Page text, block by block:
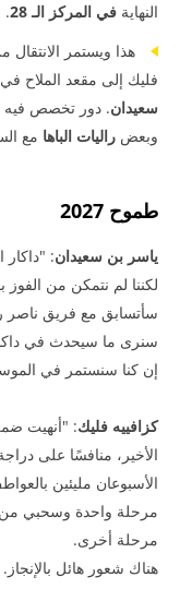
النهاية في المركز الـ 28
.
هذا ويستمر الانتقال
فليك إلى مقعد الملاح
سعيدان. دور تخصص فيه طوال
وبعض راليات الباها مع
طموح 2027
ياسر بن سعيدان: "داكار
سأتسابق مع فريق ناصر
إن كنا سنستمر في
كزافييه فليك
الأخير، منافسًا على
الأسبوعان مليئين
مرحلة أخرى.
هناك شعور هائل